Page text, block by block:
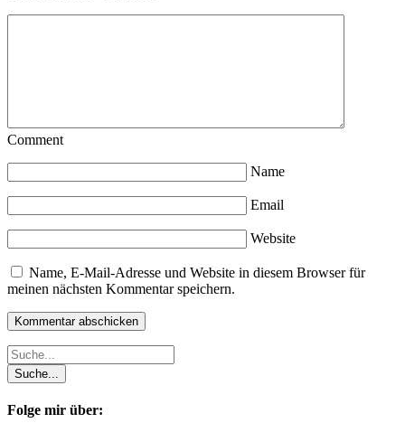
Comment
Name
Email
Website
Name, E-Mail-Adresse und Website in diesem Browser für
meinen nächsten Kommentar speichern.
Folge mir über: